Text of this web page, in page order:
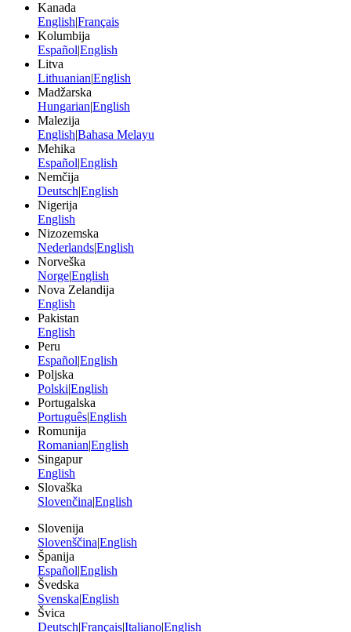
Kanada
English|Français
Kolumbija
Español|English
Litva
Lithuanian|English
Madžarska
Hungarian|English
Malezija
English|Bahasa Melayu
Mehika
Español|English
Nemčija
Deutsch|English
Nigerija
English
Nizozemska
Nederlands|English
Norveška
Norge|English
Nova Zelandija
English
Pakistan
English
Peru
Español|English
Poljska
Polski|English
Portugalska
Português|English
Romunija
Romanian|English
Singapur
English
Slovaška
Slovenčina|English
Slovenija
Slovenščina|English
Španija
Español|English
Švedska
Svenska|English
Švica
Deutsch|Français|Italiano|English